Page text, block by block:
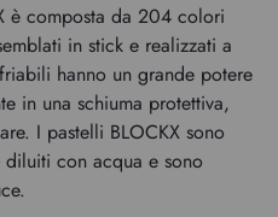
è composta da 204 colori
in stick e realizzati a
hanno un grande potere
in una schiuma protettiva,
I pastelli BLOCKX sono
diluiti con acqua e sono